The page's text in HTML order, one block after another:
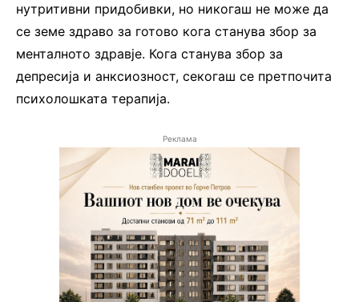
нутритивни придобивки, но никогаш не може да
се земе здраво за готово кога станува збор за
менталното здравје. Кога станува збор за
депресија и анксиозност, секогаш се претпочита
психолошката терапија.
Реклама